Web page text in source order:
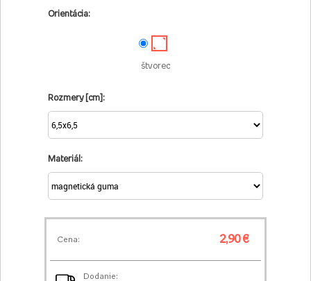
Orientácia:
štvorec
Rozmery [cm]:
Materiál:
Cena: 2,90 €
Dodanie: